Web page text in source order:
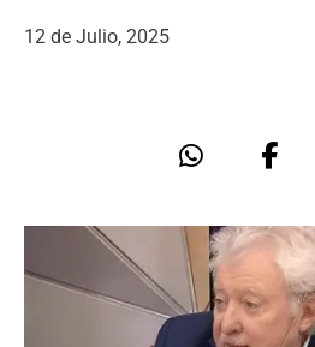
12 de Julio, 2025